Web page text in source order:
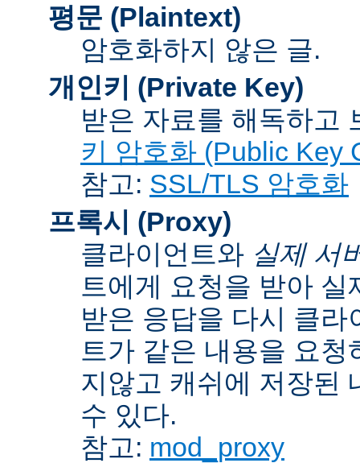
평문 (Plaintext)
암호화하지 않은 글.
개인키 (Private Key)
받은 자료를 해독하고
키 암호화 (Public Key
참고: SSL/TLS 암호화
프록시 (Proxy)
클라이언트와 실제 서
트에게 요청을 받아
받은 응답을 다시 클
트가 같은 내용을 요
지않고 캐쉬에 저장된
수 있다.
참고: mod_proxy